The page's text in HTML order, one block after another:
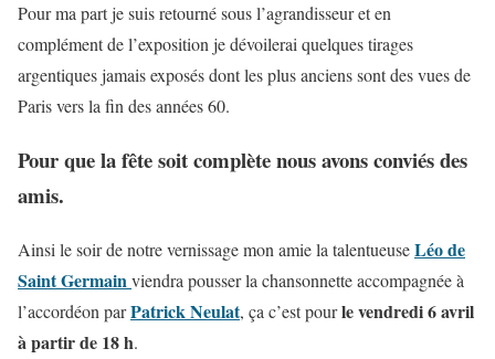
Pour ma part je suis retourné sous l’agrandisseur et en
complément de l’exposition je dévoilerai quelques tirages
argentiques jamais exposés dont les plus anciens sont des vues de
Paris vers la fin des années 60.
Pour que la fête soit complète nous avons conviés des
amis.
Ainsi le soir de notre vernissage mon amie la talentueuseLéo de
Saint Germainviendra pousser la chansonnette accompagnée à
l’accordéon parPatrick Neulat, ça c’est pourle vendredi 6 avril
à partir de 18 h.